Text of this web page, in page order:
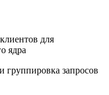
для
ядра
группировка запросов